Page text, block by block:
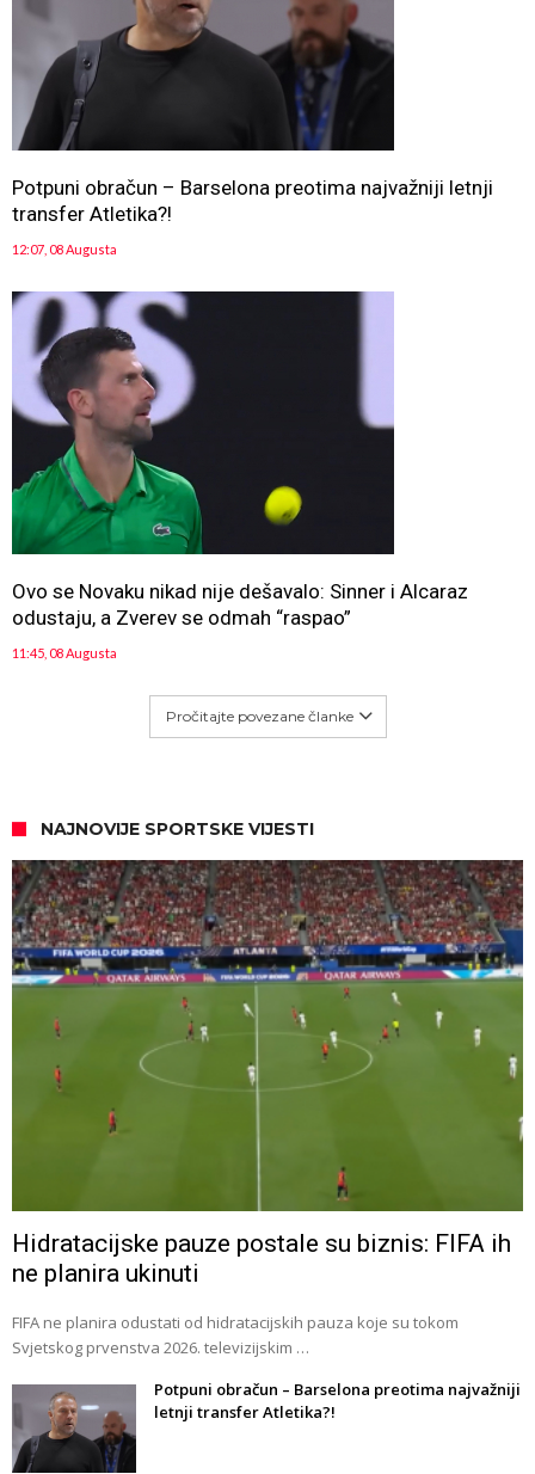
Potpuni obračun – Barselona preotima najvažniji letnji
transfer Atletika?!
12:07, 08 Augusta
Ovo se Novaku nikad nije dešavalo: Sinner i Alcaraz
odustaju, a Zverev se odmah “raspao”
11:45, 08 Augusta
Pročitajte povezane članke
NAJNOVIJE SPORTSKE VIJESTI
Hidratacijske pauze postale su biznis: FIFA ih
ne planira ukinuti
FIFA ne planira odustati od hidratacijskih pauza koje su tokom
Svjetskog prvenstva 2026. televizijskim …
Potpuni obračun – Barselona preotima najvažniji
letnji transfer Atletika?!